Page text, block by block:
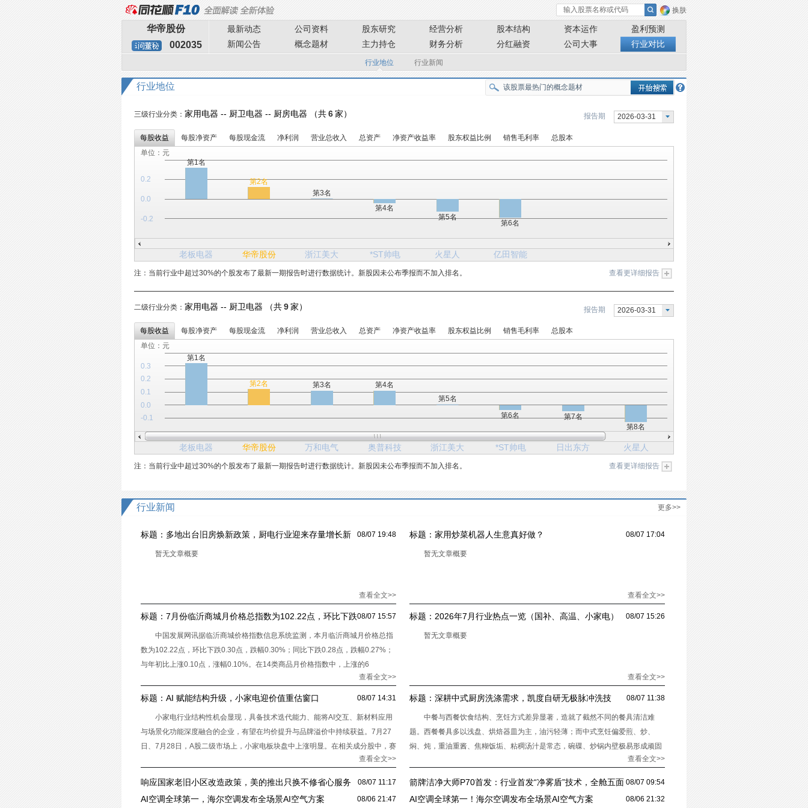
换肤
华帝股份
002035
最新动态 公司资料 股东研究 经营分析 股本结构 资本运作
盈利预测
新闻公告
概念题材 主力持仓 财务分析 分红融资 公司大事 行业对比
行业地位 行业新闻
行业地位
三级行业分类： 家用电器 -- 厨卫电器 -- 厨房电器 （共6家） 2026-03-31
报告期
每股收益 每股净资产 每股现金流 净利润 营业总收入 总资产 净资产收益率 股东权益比例 销售毛利率
总股本
单位：元
老板电器 华帝股份 浙江美大 *ST帅电 火星人 亿田智能
-0.2
0.0
0.2
第1名
第2名
第3名
第4名
第5名
第6名
查看更详细报告
注：当前行业中超过30%的个股发布了最新一期报告时进行数据统计。新股因未公布季报而不加入排名。
二级行业分类： 家用电器 -- 厨卫电器 （共9家） 2026-03-31
报告期
每股收益 每股净资产 每股现金流 净利润 营业总收入 总资产 净资产收益率 股东权益比例 销售毛利率
总股本
单位：元
老板电器 华帝股份 万和电气 奥普科技 浙江美大 *ST帅电 日出东方 火星人
-0.1
0.0
0.1
0.2
0.3
第1名
第2名 第3名
第4名
第5名
第6名
第7名
第8名
查看更详细报告
注：当前行业中超过30%的个股发布了最新一期报告时进行数据统计。新股因未公布季报而不加入排名。
行业新闻 更多>>
08/07 19:48
标题： 多地出台旧房焕新政策，厨电行业迎来存量增长新
暂无文章概要
查看全文>>
08/07 17:04
标题： 家用炒菜机器人生意真好做？
暂无文章概要
查看全文>>
08/07 15:57
标题： 7月份临沂商城月价格总指数为102.22点，环比下跌
中国发展网讯据临沂商城价格指数信息系统监测，本月临沂商城月价格总指
数为102.22点，环比下跌0.30点，跌幅0.30%；同比下跌0.28点，跌幅0.27%；
与年初比上涨0.10点，涨幅0.10%。在14类商品月价格指数中，上涨的6
查看全文>>
08/07 15:26
标题： 2026年7月行业热点一览（国补、高温、小家电）
暂无文章概要
查看全文>>
08/07 14:31
标题： AI 赋能结构升级，小家电迎价值重估窗口
小家电行业结构性机会显现，具备技术迭代能力、能将AI交互、新材料应用
与场景化功能深度融合的企业，有望在均价提升与品牌溢价中持续获益。7月27
日、7月28日，A股二级市场上，小家电板块盘中上涨明显。在相关成分股中，赛
查看全文>>
08/07 11:38
标题： 深耕中式厨房洗涤需求，凯度自研无极脉冲洗技
中餐与西餐饮食结构、烹饪方式差异显著，造就了截然不同的餐具清洁难
题。西餐餐具多以浅盘、烘焙器皿为主，油污轻薄；而中式烹饪偏爱煎、炒、
焖、炖，重油重酱、焦糊饭垢、粘稠汤汁是常态，碗碟、炒锅内壁极易形成顽固
查看全文>>
08/07 11:17
响应国家老旧小区改造政策，美的推出只换不修省心服务
助力焕新厨居品质生活
08/07 09:54
箭牌洁净大师P70首发：行业首发“净雾盾”技术，全舱五面
除菌重新定义马桶洁净标准
08/06 21:47
AI空调全球第一，海尔空调发布全场景AI空气方案 08/06 21:32
AI空调全球第一！海尔空调发布全场景AI空气方案